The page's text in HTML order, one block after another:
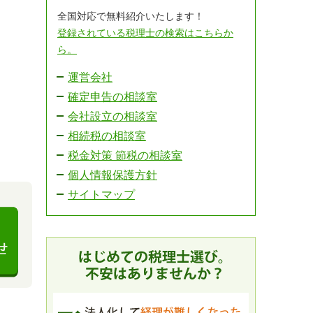
全国対応で無料紹介いたします！
登録されている税理士の検索はこちらか
ら。
運営会社
確定申告の相談室
会社設立の相談室
相続税の相談室
税金対策 節税の相談室
個人情報保護方針
サイトマップ